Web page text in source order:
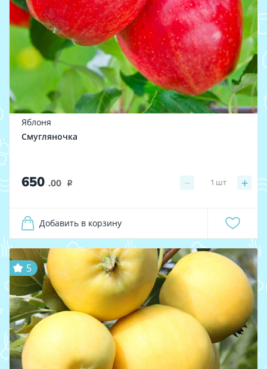
Яблоня
Смугляночка
650 .00 i − +
1 шт
Добавить в корзину
5